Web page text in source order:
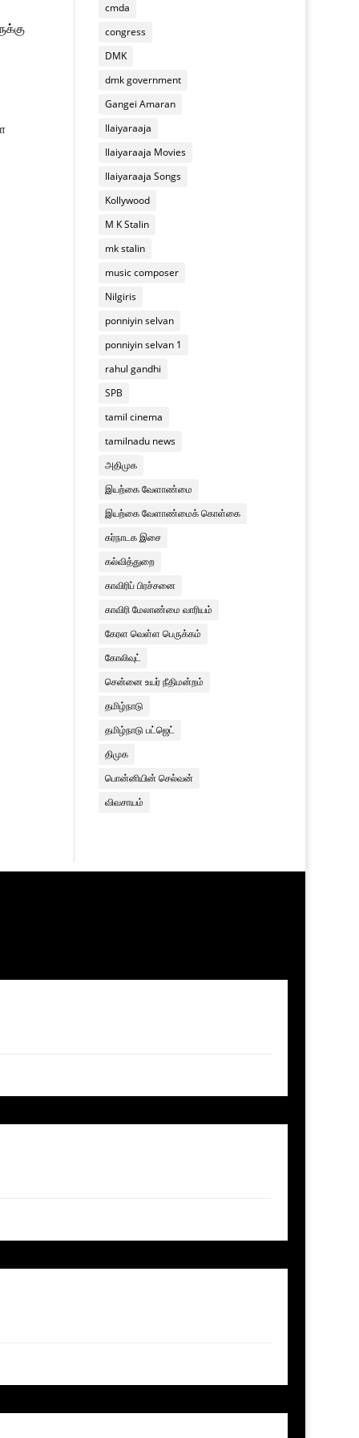
cmda
congress
DMK
dmk government
Gangei Amaran
Ilaiyaraaja
Ilaiyaraaja Movies
Ilaiyaraaja Songs
Kollywood
M K Stalin
mk stalin
music composer
Nilgiris
ponniyin selvan
ponniyin selvan 1
rahul gandhi
SPB
tamil cinema
tamilnadu news
அதிமுக
இயற்கை வேளாண்மை
இயற்கை வேளாண்மைக் கொள்கை
கர்நாடக இசை
கல்வித்துறை
காவிரிப் பிரச்சனை
காவிரி மேலாண்மை வாரியம்
கேரள வெள்ள பெருக்கம்
கோலிவுட்
சென்னை உயர் நீதிமன்றம்
தமிழ்நாடு
தமிழ்நாடு பட்ஜெட்
திமுக
பொன்னியின் செல்வன்
விவசாயம்